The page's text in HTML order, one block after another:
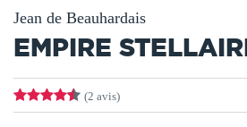
Jean de Beauhardais
EMPIRE
(2 avis)